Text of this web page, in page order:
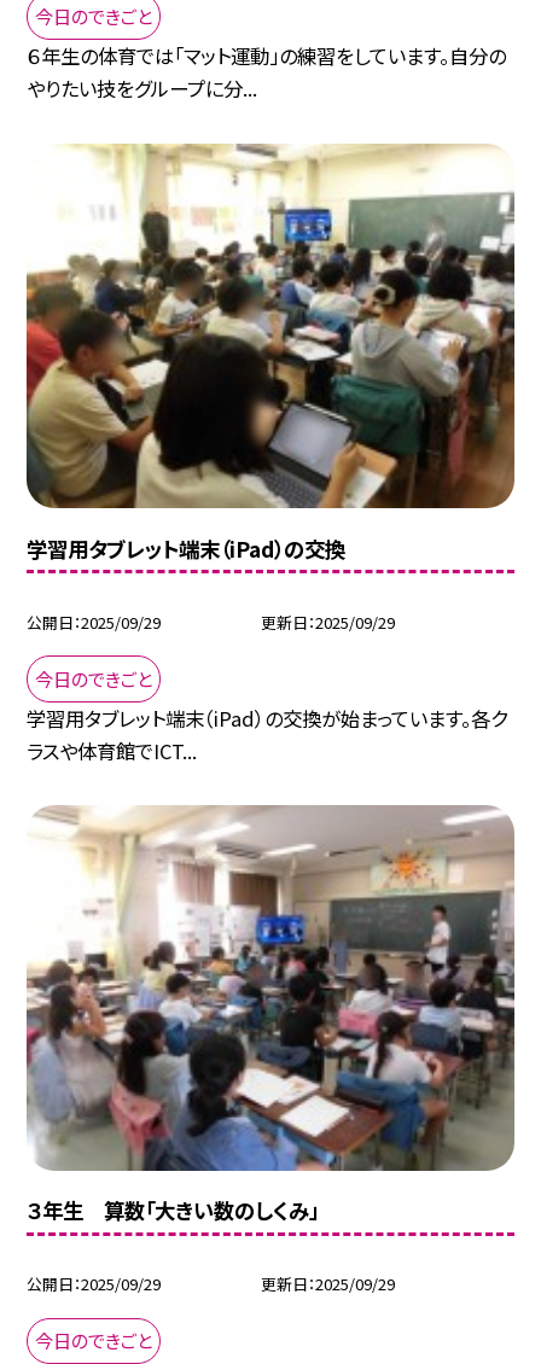
今日のできごと
６年生の体育では「マット運動」の練習をしています。自分の
やりたい技をグループに分...
学習用タブレット端末（iPad）の交換
公開日 2025/09/29 更新日 2025/09/29
今日のできごと
学習用タブレット端末（iPad）の交換が始まっています。各ク
ラスや体育館でICT...
３年生 算数「大きい数のしくみ」
公開日 2025/09/29 更新日 2025/09/29
今日のできごと